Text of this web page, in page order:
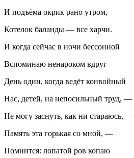
И подъёма окрик рано утром,
Котелок баланды — все харчи.
И когда сейчас в ночи бессонной
Вспоминаю ненароком вдруг
День один, когда ведёт конвойный
Нас, детей, на непосильный труд, —
Не могу заснуть, как ни стараюсь, —
Память эта горькая со мной, —
Помнится: лопатой ров копаю